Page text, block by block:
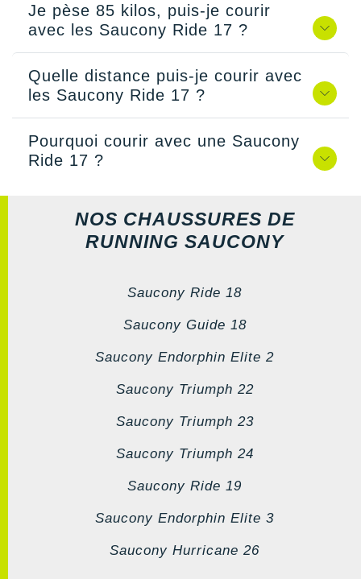
Je pèse 85 kilos, puis-je courir
avec les Saucony Ride 17 ?
Quelle distance puis-je courir avec
les Saucony Ride 17 ?
Pourquoi courir avec une Saucony
Ride 17 ?
NOS CHAUSSURES DE
RUNNING SAUCONY
Saucony Ride 18
Saucony Guide 18
Saucony Endorphin Elite 2
Saucony Triumph 22
Saucony Triumph 23
Saucony Triumph 24
Saucony Ride 19
Saucony Endorphin Elite 3
Saucony Hurricane 26